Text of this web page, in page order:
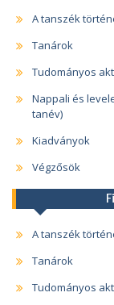
A tanszék
Tanárok
Tudományos
Nappali és
tanév)
Kiadványok
Végzősök
A tanszék
Tanárok
Tudományos